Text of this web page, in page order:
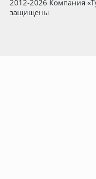
2012-2026 Компания
защищены